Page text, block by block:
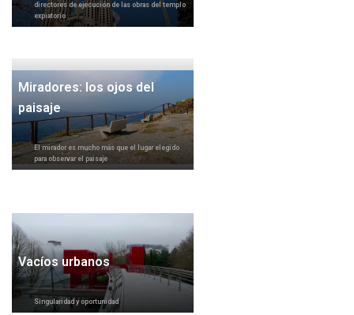
directores de ejecución de las obras del templo
expiatorio
Miradores: los ojos del
paisaje
El mirador es mucho más que el lugar elegido
para observar el paisaje
Vacíos urbanos
Singularidad y oportunidad